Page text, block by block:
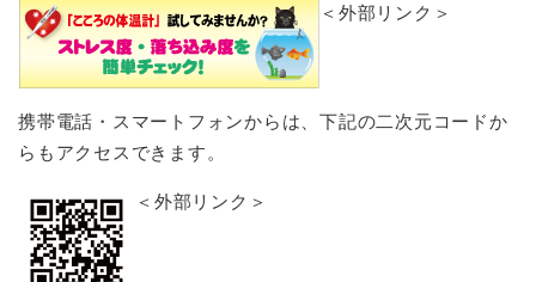
＜外部リンク＞
携帯電話・スマートフォンからは、下記の二次元コードか
らもアクセスできます。
＜外部リンク＞